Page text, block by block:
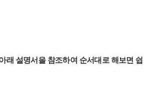
래 설명서을 참조하여 순서대로 해보면 쉽